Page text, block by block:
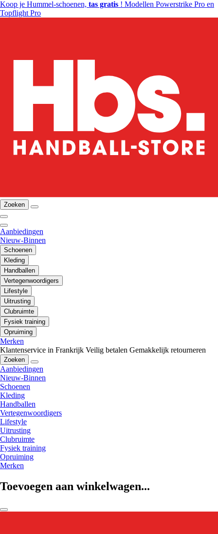
Koop je Hummel-schoenen, tas gratis ! Modellen Powerstrike Pro en
Topflight Pro
Zoeken
Aanbiedingen
Nieuw-Binnen
Schoenen
Kleding
Handballen
Vertegenwoordigers
Lifestyle
Uitrusting
Clubruimte
Fysiek training
Opruiming
Merken
Klantenservice in Frankrijk Veilig betalen Gemakkelijk retourneren
Zoeken
Aanbiedingen
Nieuw-Binnen
Schoenen
Kleding
Handballen
Vertegenwoordigers
Lifestyle
Uitrusting
Clubruimte
Fysiek training
Opruiming
Merken
Toevoegen aan winkelwagen...